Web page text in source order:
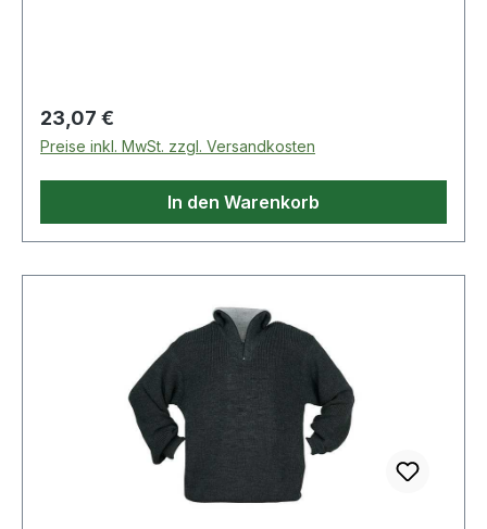
Regulärer Preis:
23,07 €
Preise inkl. MwSt. zzgl. Versandkosten
In den Warenkorb